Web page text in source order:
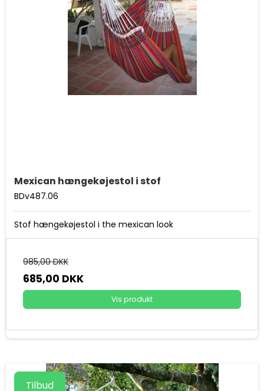
Mexican hængekøjestol i stof
BDv487.06
Stof hængekøjestol i the mexican look
985,00 DKK
685,00 DKK
Vis produkt
Tilbud